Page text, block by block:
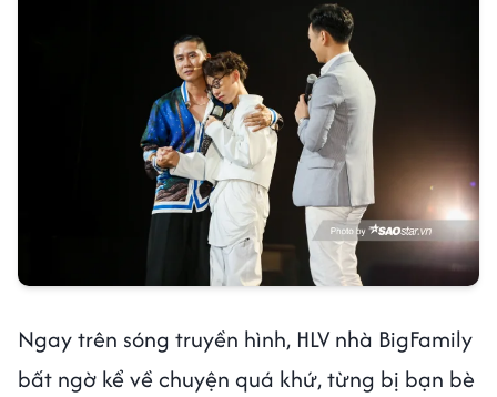
Ngay trên sóng truyền hình, HLV nhà BigFamily
bất ngờ kể về chuyện quá khứ, từng bị bạn bè